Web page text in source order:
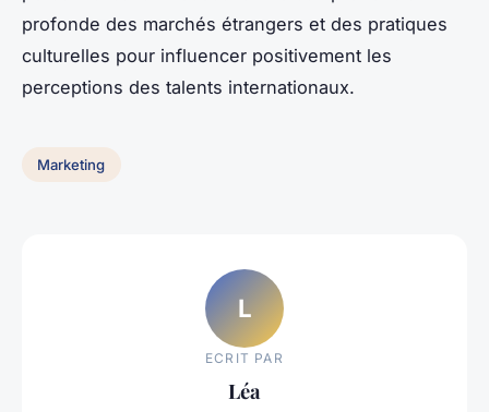
profonde des marchés étrangers et des pratiques
culturelles pour influencer positivement les
perceptions des talents internationaux.
Marketing
L
ECRIT PAR
Léa